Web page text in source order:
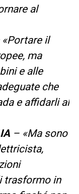
al
il
ma
e alle
che
e affidarli al
– «Ma sono
trasformo in